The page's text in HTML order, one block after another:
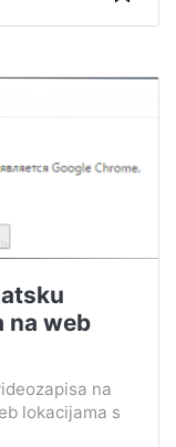
na web
na
lokacijama s